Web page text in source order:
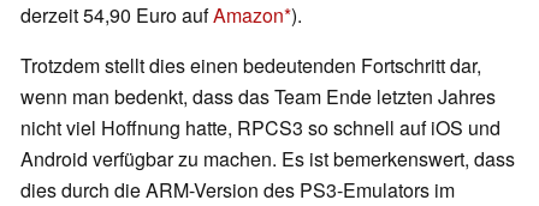
derzeit 54,90 Euro aufAmazon ).
Trotzdem stellt dies einen bedeutenden Fortschritt dar,
wenn man bedenkt, dass das Team Ende letzten Jahres
nicht viel Hoffnung hatte, RPCS3 so schnell auf iOS und
Android verfügbar zu machen. Es ist bemerkenswert, dass
dies durch die ARM-Version des PS3-Emulators im